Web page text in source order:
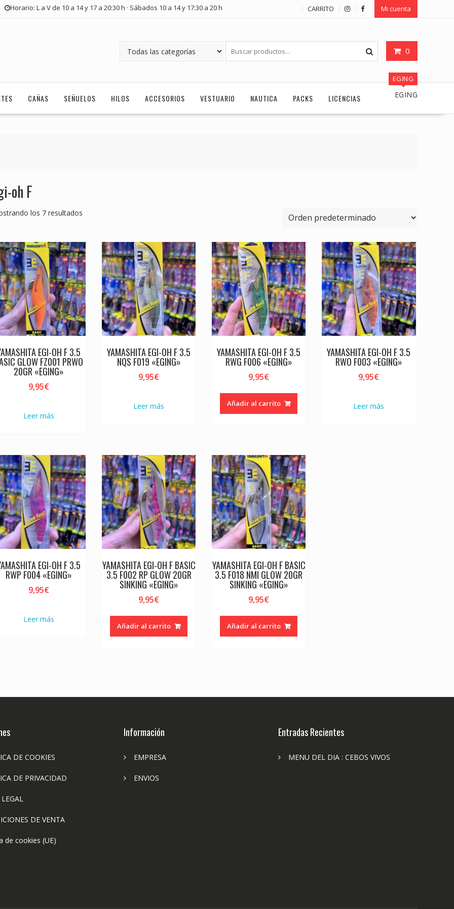
Horario: L a V de 10 a 14 y 17 a 20:30 h · Sábados 10 a 14 y 17:30 a 20 h CARRITO Mi cuenta
0
CAÑAS SEÑUELOS HILOS ACCESORIOS VESTUARIO NAUTICA PACKS LICENCIAS
EGING
EGING
oh F
los 7 resultados
EGI-OH F 3.5
GLOW FZ001 PRWO
20GR «EGING»
9,95€
Leer más
YAMASHITA EGI-OH F 3.5
NQS F019 «EGING»
9,95€
Leer más
YAMASHITA EGI-OH F 3.5
RWG F006 «EGING»
9,95€
Añadir al carrito
YAMASHITA EGI-OH F 3.5
RWO F003 «EGING»
9,95€
Leer más
EGI-OH F 3.5
RWP F004 «EGING»
9,95€
Leer más
YAMASHITA EGI-OH F BASIC
3.5 F002 RP GLOW 20GR
SINKING «EGING»
9,95€
Añadir al carrito
YAMASHITA EGI-OH F BASIC
3.5 F018 NMI GLOW 20GR
SINKING «EGING»
9,95€
Añadir al carrito
DE COOKIES
DE PRIVACIDAD
DE VENTA
de cookies (UE)
Información
EMPRESA
ENVIOS
Entradas Recientes
MENU DEL DIA : CEBOS VIVOS